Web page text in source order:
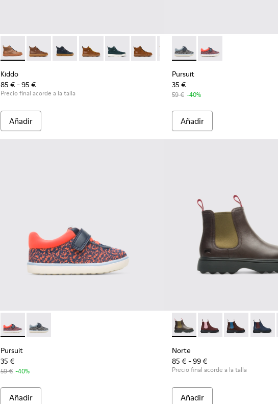
Kiddo - K900189-002 - Brown
Kiddo - K900189-028
Kiddo - K900189-026
Kiddo - K900189-025
Kiddo - K900189-021
Kiddo - K900189-020 - Botines de piel
Kiddo - K900189-018
Kiddo - K900189-016
Kiddo - K900189-
Kiddo -
Kiddo
85 € - 95 €
Precio final acorde a la talla
Añadir
Pursuit - K800329-002 -
Pursuit - K800329-
Pursuit
35 €
59 € -40%
Añadir
Pursuit - K800329-001 - Multicolor
Pursuit - K800329-002 - Multicolor
Pursuit
35 €
59 € -40%
Añadir
Norte - K900149-004 -
Norte - K900149-026
Norte - Norte
Norte
85 € - 99 €
Precio final acorde a la talla
Añadir